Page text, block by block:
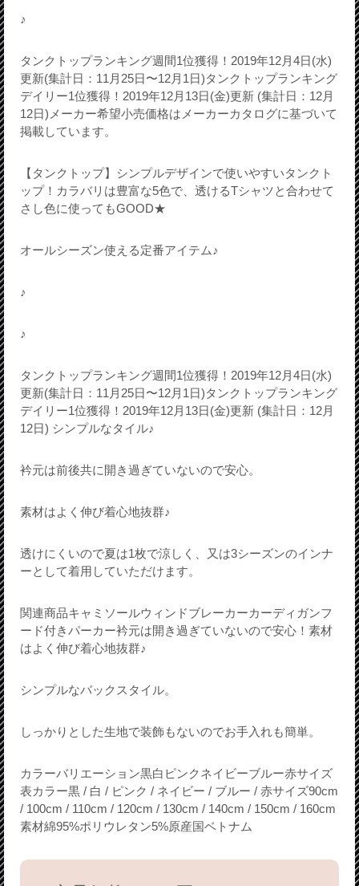
♪
タンクトップランキング週間1位獲得！2019年12月4日(水)
更新(集計日：11月25日〜12月1日)タンクトップランキング
デイリー1位獲得！2019年12月13日(金)更新 (集計日：12月
12日)メーカー希望小売価格はメーカーカタログに基づいて
掲載しています。
【タンクトップ】シンプルデザインで使いやすいタンクト
ップ！カラバリは豊富な5色で、透けるTシャツと合わせて
さし色に使ってもGOOD★
オールシーズン使える定番アイテム♪
♪
♪
タンクトップランキング週間1位獲得！2019年12月4日(水)
更新(集計日：11月25日〜12月1日)タンクトップランキング
デイリー1位獲得！2019年12月13日(金)更新 (集計日：12月
12日) シンプルなタイル♪
衿元は前後共に開き過ぎていないので安心。
素材はよく伸び着心地抜群♪
透けにくいので夏は1枚で涼しく、又は3シーズンのインナ
ーとして着用していただけます。
関連商品キャミソールウィンドブレーカーカーディガンフ
ード付きパーカー衿元は開き過ぎていないので安心！素材
はよく伸び着心地抜群♪
シンプルなバックスタイル。
しっかりとした生地で装飾もないのでお手入れも簡単。
カラーバリエーション黒白ピンクネイビーブルー赤サイズ
表カラー黒 / 白 / ピンク / ネイビー / ブルー / 赤サイズ90cm
/ 100cm / 110cm / 120cm / 130cm / 140cm / 150cm / 160cm
素材綿95%ポリウレタン5%原産国ベトナム